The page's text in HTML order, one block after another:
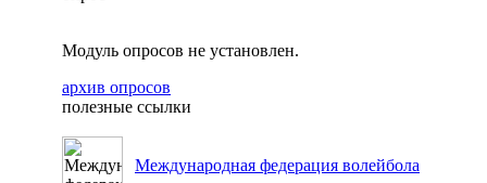
Модуль опросов не установлен.
архив опросов
полезные ссылки
Международная федерация волейбола